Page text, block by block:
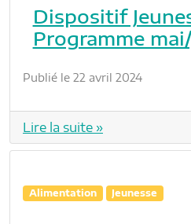
Dispositif
Programme
Publié le 22 avril 2024
Lire la suite »
Alimentation Jeunesse